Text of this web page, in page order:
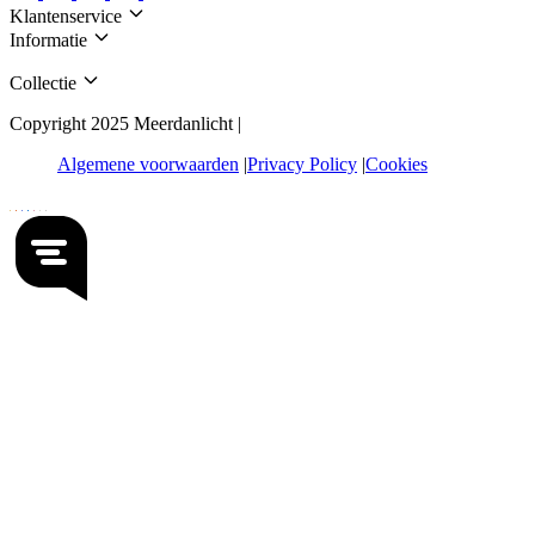
Klantenservice
Informatie
Collectie
Copyright 2025 Meerdanlicht |
Algemene voorwaarden Privacy Policy Cookies